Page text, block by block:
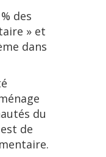
des
» et
dans
du
de